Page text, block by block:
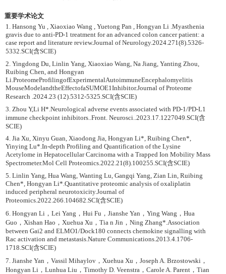
重要学术论文
1. Hansong Yu , Xiaoxiao Wang , Yuetong Pan , Hongyan Li .Myasthenia
gravis due to anti-PD-1 treatment for an advanced colon cancer patient: a
case report and literature review.Journal of Neurology.2024.271(8).5326-
5332.SCI(含SCIE)
2. Yingdong Du, Linlin Yang, Xiaoxiao Wang, Na Jiang, Yanting Zhou,
Ruibing Chen, and Hongyan
Li.ProteomeProfilingofExperimentalAutoimmuneEncephalomyelitis
MouseModelandtheEffectofaSUMOE1Inhibitor.Journal of Proteome
Research .2024.23 (12).5312-5325.SCI(含SCIE)
3. Zhou Y,Li H*.Neurological adverse events associated with PD-1/PD-L1
immune checkpoint inhibitors..Front. Neurosci..2023.17.1227049.SCI(含
SCIE)
4. Jia Xu, Xinyu Guan, Xiaodong Jia, Hongyan Li*, Ruibing Chen*,
Yinying Lu*.In-depth Profiling and Quantification of the Lysine
Acetylome in Hepatocellular Carcinoma with a Trapped Ion Mobility Mass
Spectrometer.Mol Cell Proteomics.2022.21(8).100255.SCI(含SCIE)
5. Linlin Yang, Hua Wang, Wanting Lu, Gangqi Yang, Zian Lin, Ruibing
Chen*, Hongyan Li*.Quantitative proteomic analysis of oxaliplatin
induced peripheral neurotoxicity.Journal of
Proteomics.2022.266.104682.SCI(含SCIE)
6. Hongyan Li，Lei Yang，Hui Fu，Jianshe Yan，Ying Wang，Hua
Guo，Xishan Hao，Xuehua Xu，Tia n Jin，Ning Zhang*.Association
between Gai2 and ELMO1/Dock180 connects chemokine signalling with
Rac activation and metastasis.Nature Communications.2013.4.1706-
1718.SCI(含SCIE)
7. Jianshe Yan，Vassil Mihaylov，Xuehua Xu，Joseph A. Brzostowski，
Hongyan Li，Lunhua Liu，Timothy D. Veenstra，Carole A. Parent，Tian